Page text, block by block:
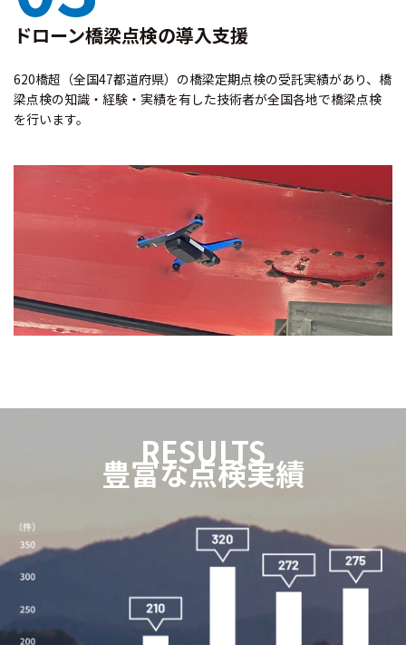
ドローン橋梁点検の導入支援
620橋超（全国47都道府県）の橋梁定期点検の受託実績があり、橋
梁点検の知識・経験・実績を有した技術者が全国各地で橋梁点検
を行います。
RESULTS
豊富な点検実績